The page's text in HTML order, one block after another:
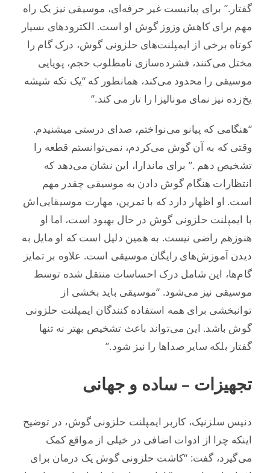
گفتار.” برای پیانیست غیر حرفه‌ای، موسیقی نیز یک راه
مهم برای کاهش وزوز گوش او است. الکترودهای بسیار
کوتاه برخی از ایمپلنت‌های حلزونی گوش، درک گام را
مختل می‌کنند، فشرده‌سازی نامطلوب حجم، پویایی
موسیقی را محدود می‌کند، همانطور که “یک تکه شیشه
یخ‌زده نیز نمای مونالیزا را تار می کند.”
“هنگامی که پیانو می‌نواختم، صدای درستی میشنیدم.
وقتی که به آن گوش می‌کردم، نمی‌توانستم قطعه را
تشخیص دهم .” برای ماندارا، این نشان می‌دهد که
انتظارات هنگام گوش دادن به موسیقی چقدر مهم
است. او اظهار دارد که با تمرین، مهارت موسیقایی‌اش
با ایمپلنت حلزونی گوش در حال بهبود است، اما او
هنوزهم راضی نیست. به همین دلیل است که او مایل به
دیدن آموزش‌های رایگان موسیقی است. علاوه بر تمایز
گام‌ها، این شامل درک احساسات منتقل شده توسط
موسیقی نیز می‌شود. “موسیقی باید بخشی از
توانبخشی برای همه استفاده کنندگان ایمپلنت حلزونی
گوش باشد. این می‌تواند باعث تشخیص بهتر نه تنها
گفتار بلکه سایر صداها را نیز شود.”
تجهیزات – ساده و جهانی
دنیس سلزنیک، کاربر ایمپلنت حلزونی گوش، در توضیح
اینکه چرا از ادوات اضافی در خیلی از مواقع کمک
می‌گیرد، گفت: “کاشت حلزونی گوش یک درمان برای